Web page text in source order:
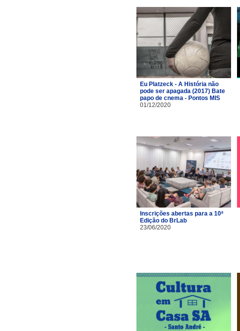
Eu Platzeck - A História não
pode ser apagada (2017) Bate
papo de cnema - Pontos MIS
01/12/2020
Inscrições abertas para a 10ª
Edição do BrLab
23/06/2020